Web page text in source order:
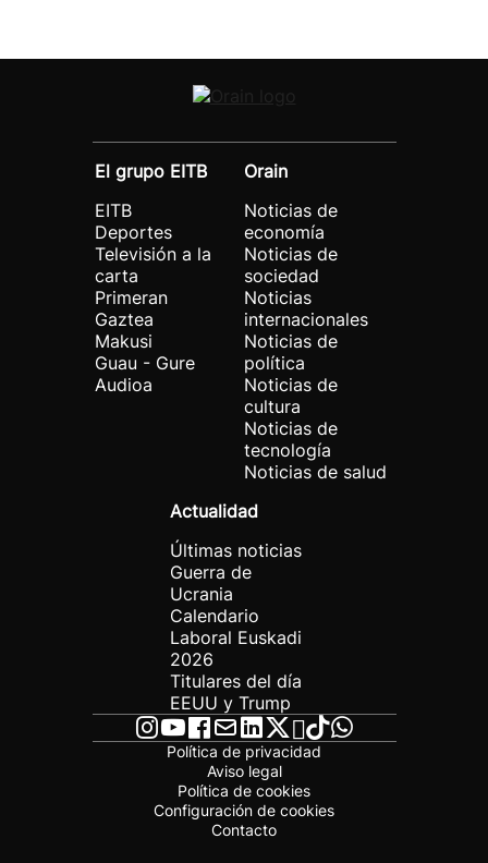
El grupo EITB
EITB
Deportes
Televisión a la
carta
Primeran
Gaztea
Makusi
Guau - Gure
Audioa
Orain
Noticias de
economía
Noticias de
sociedad
Noticias
internacionales
Noticias de
política
Noticias de
cultura
Noticias de
tecnología
Noticias de salud
Actualidad
Últimas noticias
Guerra de
Ucrania
Calendario
Laboral Euskadi
2026
Titulares del día
EEUU y Trump
Política de privacidad
Aviso legal
Política de cookies
Configuración de cookies
Contacto